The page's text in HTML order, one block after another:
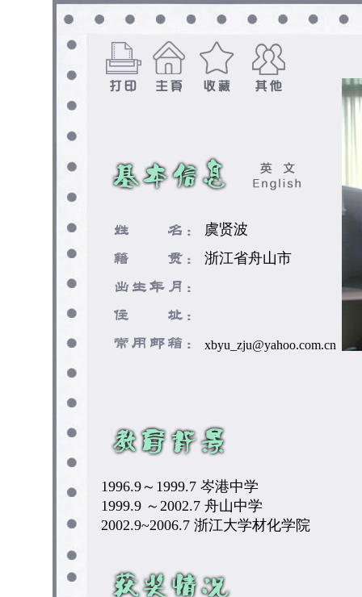
虞贤波
浙江省舟山市
xbyu_zju@yahoo.com.cn
1996.9～1999.7 岑港中学
1999.9 ～2002.7 舟山中学
2002.9~2006.7 浙江大学材化学院